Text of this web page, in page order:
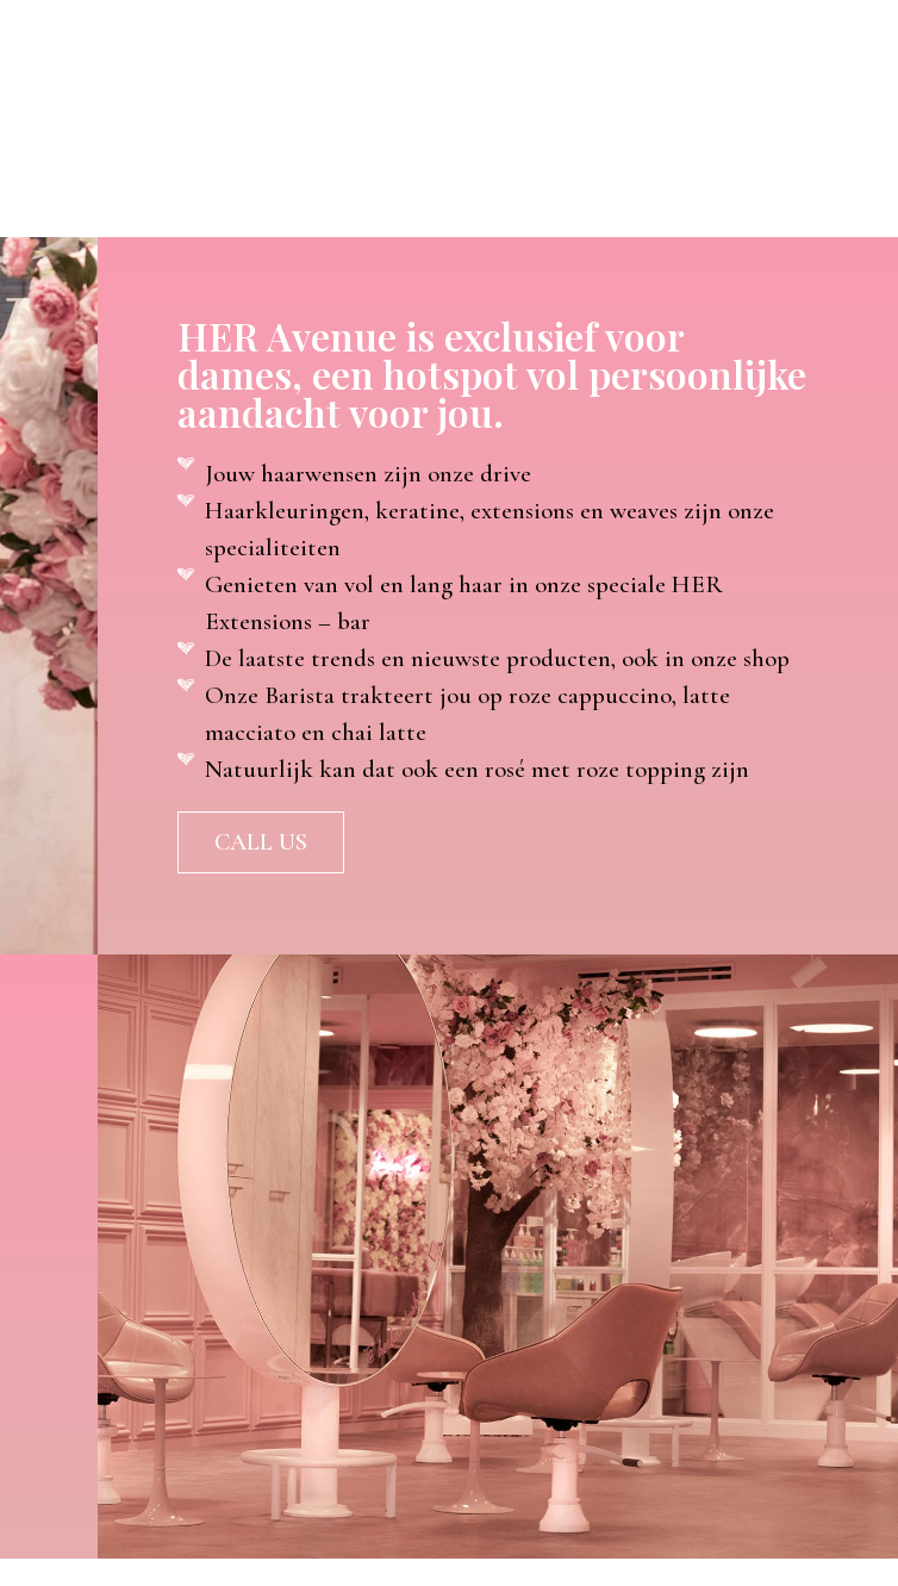
HER Avenue is exclusief voor
dames, een hotspot vol persoonlijke
aandacht voor jou.
Jouw haarwensen zijn onze drive
Haarkleuringen, keratine, extensions en weaves zijn onze
specialiteiten
Genieten van vol en lang haar in onze speciale HER
Extensions – bar
De laatste trends en nieuwste producten, ook in onze shop
Onze Barista trakteert jou op roze cappuccino, latte
macciato en chai latte
Natuurlijk kan dat ook een rosé met roze topping zijn
CALL US